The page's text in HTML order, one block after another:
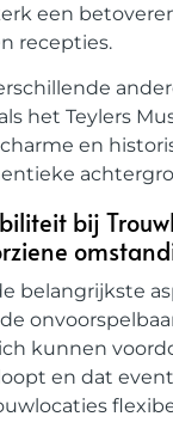
een
recepties.
het Teylers
en
bij
belangrijkste
kunnen
en dat